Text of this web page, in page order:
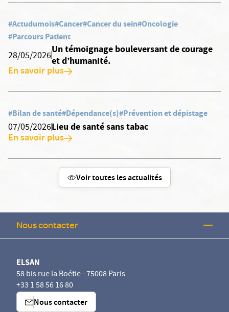
#Actudumois#Cancer#Cancer du sein#Oncologie
#Parcours Patient
28/05/2026
Un témoignage bouleversant de courage
et d’humanité.
En savoir plus
#Bilan de santé#Dépendance(s)#Prévention et dépistage
07/05/2026Lieu de santé sans tabac
En savoir plus
Voir toutes les actualités
Nous contacter
ELSAN
58 bis rue la Boétie - 75008 Paris
+33 1 58 56 16 80
Nous contacter